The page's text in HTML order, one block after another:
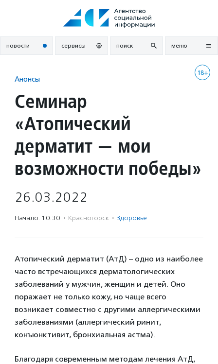
новости сервисы поиск меню
18+
Анонсы
Семинар
«Атопический
дерматит — мои
возможности победы»
26.03.2022
Начало: 10:30 · Красногорск · Здоровье
Атопический дерматит (АтД) – одно из наиболее
часто встречающихся дерматологических
заболеваний у мужчин, женщин и детей. Оно
поражает не только кожу, но чаще всего
возникает совместно с другими аллергическими
заболеваниями (аллергический ринит,
конъюнктивит, бронхиальная астма).
Благодаря современным методам лечения АтД,